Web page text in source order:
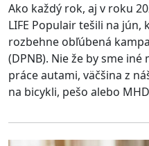
Ako každý rok, aj v roku
LIFE Populair tešili na jún,
rozbehne obľúbená
(DPNB). Nie že by sme
práce autami, väčšina z
na bicykli, pešo alebo